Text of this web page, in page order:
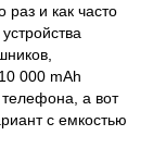
раз и как часто
000 mAh
а вот
с емкостью